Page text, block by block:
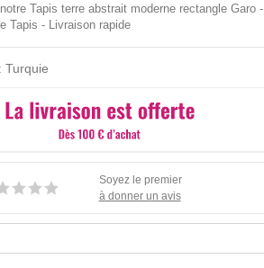
Tapis terre abstrait moderne rectangle Garo -
Tapis - Livraison rapide
Turquie
Soyez le premier
à donner un avis